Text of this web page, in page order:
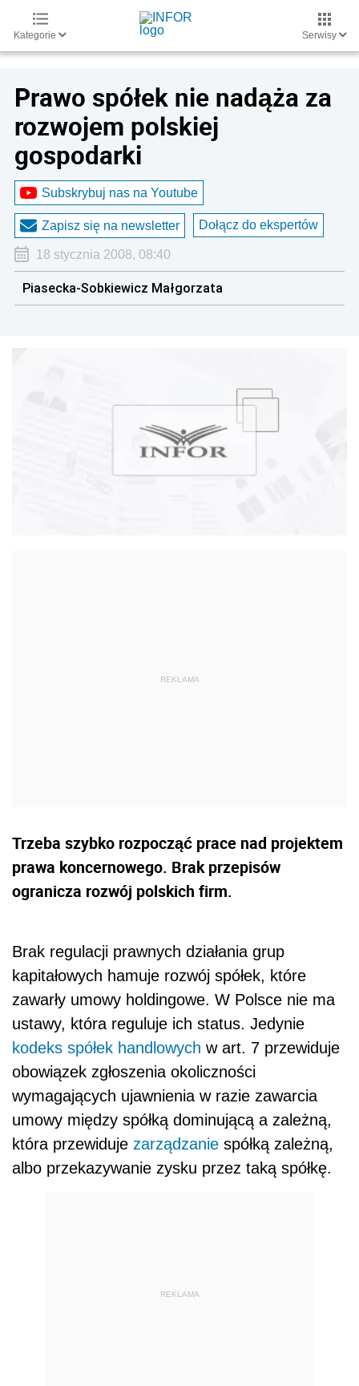
Kategorie Serwisy
Prawo spółek nie nadąża za
rozwojem polskiej
gospodarki
Subskrybuj nas na Youtube
Zapisz się na newsletter Dołącz do ekspertów
18 stycznia 2008, 08:40
Piasecka-Sobkiewicz Małgorzata
Trzeba szybko rozpocząć prace nad projektem
prawa koncernowego. Brak przepisów
ogranicza rozwój polskich firm.
Brak regulacji prawnych działania grup
kapitałowych hamuje rozwój spółek, które
zawarły umowy holdingowe. W Polsce nie ma
ustawy, która reguluje ich status. Jedynie
kodeks spółek handlowych w art. 7 przewiduje
obowiązek zgłoszenia okoliczności
wymagających ujawnienia w razie zawarcia
umowy między spółką dominującą a zależną,
która przewiduje zarządzanie spółką zależną,
albo przekazywanie zysku przez taką spółkę.
REKLAMA